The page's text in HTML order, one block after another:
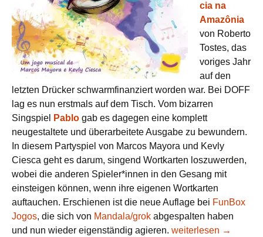
cia na
Amazônia
von Roberto
Tostes, das
voriges Jahr
auf den
letzten Drücker schwarmfinanziert worden war. Bei DOFF
lag es nun erstmals auf dem Tisch. Vom bizarren
Singspiel
Pablo gab es dagegen eine komplett
neugestaltete und überarbeitete Ausgabe zu bewundern.
In diesem Partyspiel von Marcos Mayora und Kevly
Ciesca geht es darum, singend Wortkarten loszuwerden,
wobei die anderen Spieler*innen in den Gesang mit
einsteigen können, wenn ihre eigenen Wortkarten
auftauchen. Erschienen ist die neue Auflage bei FunBox
Jogos, die sich von Mandala/grok abgespalten haben
und nun wieder eigenständig agieren. Neue Spiele aus
weiterlesen →